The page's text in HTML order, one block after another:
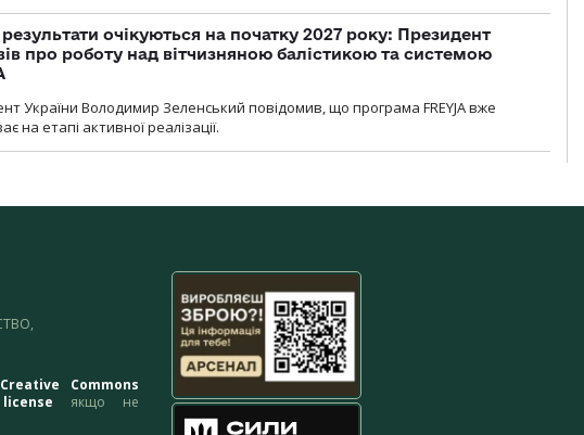
очікуються на початку 2027 року: Президент
про роботу над вітчизняною балістикою та системою
України Володимир Зеленський повідомив, що програма FREYJA вже
на етапі активної реалізації.
Creative Commons
якщо не